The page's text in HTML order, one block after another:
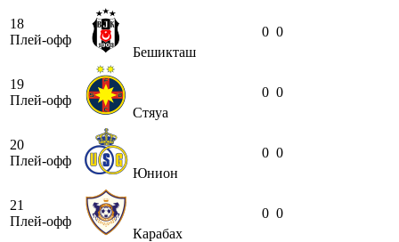
18
Плей-офф
Бешикташ
0 0
19
Плей-офф
Стяуа
0 0
20
Плей-офф
Юнион
0 0
21
Плей-офф
Карабах
0 0